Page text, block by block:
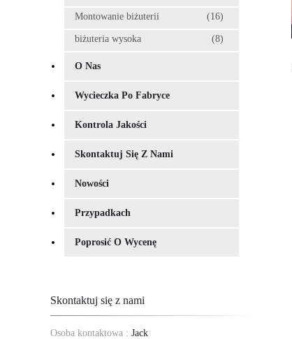
Montowanie biżuterii (16)
biżuteria wysoka (8)
O Nas
Wycieczka Po Fabryce
Kontrola Jakości
Skontaktuj Się Z Nami
Nowości
Przypadkach
Poprosić O Wycenę
Skontaktuj się z nami
Osoba kontaktowa : Jack